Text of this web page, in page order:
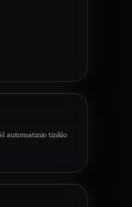
automatinio tinklo